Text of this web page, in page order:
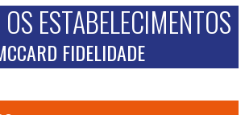
ESTABELECIMENTOS
FIDELIDADE